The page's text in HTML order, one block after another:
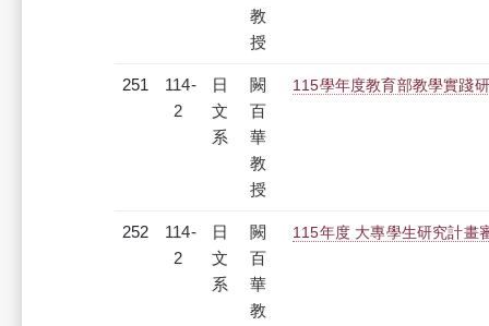
教
授
251
114-
2
日
文
系
闕
百
華
教
授
115學年度教育部教學實踐
252
114-
2
日
文
系
闕
百
華
教
115年度 大專學生研究計畫